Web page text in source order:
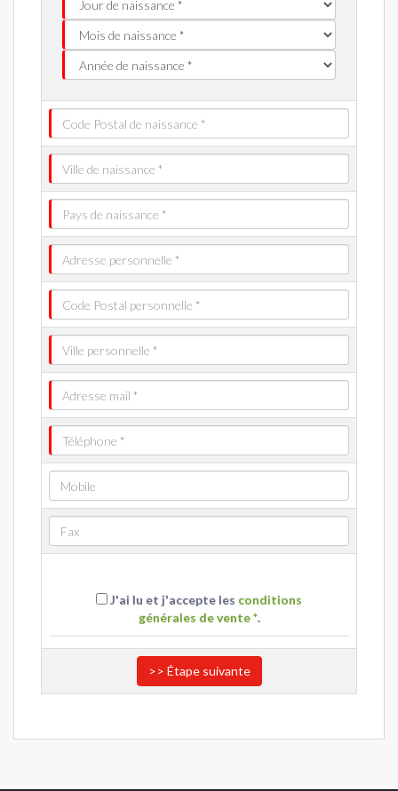
J'ai lu et j'accepte les conditions
générales de vente *.
>> Étape suivante